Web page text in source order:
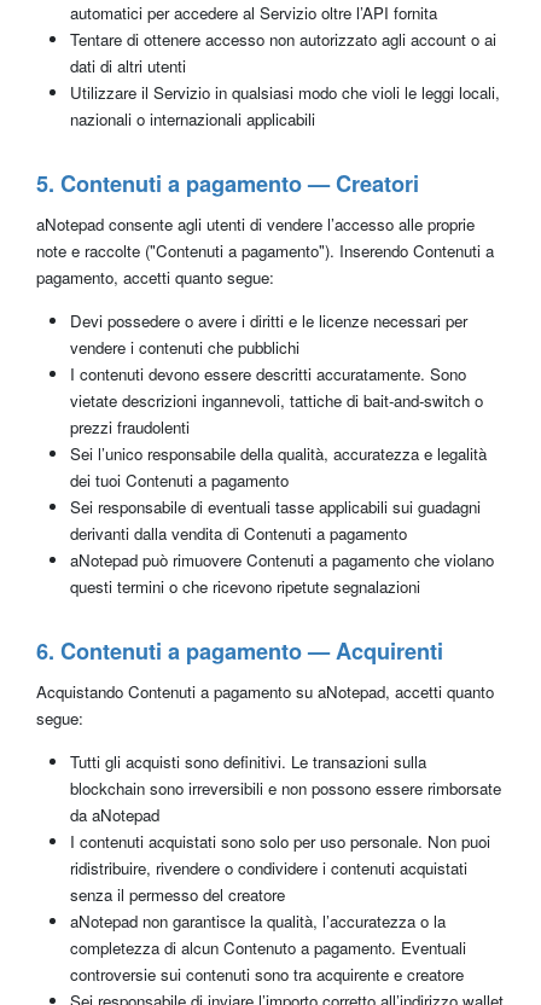
automatici per accedere al Servizio oltre l’API fornita
Tentare di ottenere accesso non autorizzato agli account o ai
dati di altri utenti
Utilizzare il Servizio in qualsiasi modo che violi le leggi locali,
nazionali o internazionali applicabili
5. Contenuti a pagamento — Creatori
aNotepad consente agli utenti di vendere l’accesso alle proprie
note e raccolte ("Contenuti a pagamento"). Inserendo Contenuti a
pagamento, accetti quanto segue:
Devi possedere o avere i diritti e le licenze necessari per
vendere i contenuti che pubblichi
I contenuti devono essere descritti accuratamente. Sono
vietate descrizioni ingannevoli, tattiche di bait-and-switch o
prezzi fraudolenti
Sei l’unico responsabile della qualità, accuratezza e legalità
dei tuoi Contenuti a pagamento
Sei responsabile di eventuali tasse applicabili sui guadagni
derivanti dalla vendita di Contenuti a pagamento
aNotepad può rimuovere Contenuti a pagamento che violano
questi termini o che ricevono ripetute segnalazioni
6. Contenuti a pagamento — Acquirenti
Acquistando Contenuti a pagamento su aNotepad, accetti quanto
segue:
Tutti gli acquisti sono definitivi. Le transazioni sulla
blockchain sono irreversibili e non possono essere rimborsate
da aNotepad
I contenuti acquistati sono solo per uso personale. Non puoi
ridistribuire, rivendere o condividere i contenuti acquistati
senza il permesso del creatore
aNotepad non garantisce la qualità, l’accuratezza o la
completezza di alcun Contenuto a pagamento. Eventuali
controversie sui contenuti sono tra acquirente e creatore